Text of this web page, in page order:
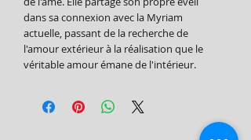
dans sa connexion avec la Myriam
actuelle, passant de la recherche de
l'amour extérieur à la réalisation que le
véritable amour émane de l'intérieur.